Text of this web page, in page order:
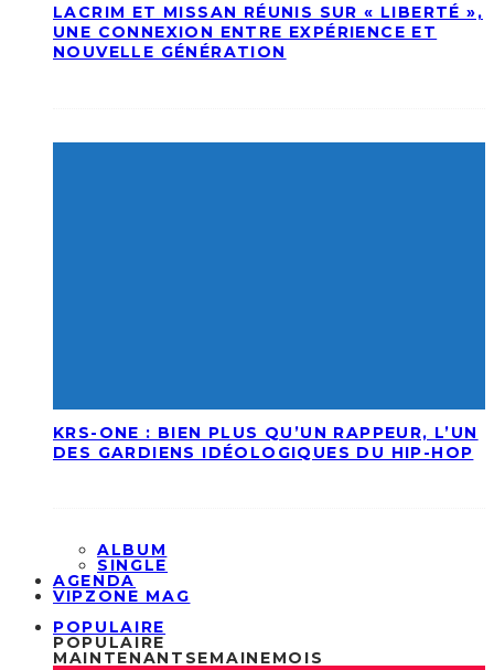
LACRIM ET MISSAN RÉUNIS SUR « LIBERTÉ »,
UNE CONNEXION ENTRE EXPÉRIENCE ET
NOUVELLE GÉNÉRATION
KRS-ONE : BIEN PLUS QU’UN RAPPEUR, L’UN
DES GARDIENS IDÉOLOGIQUES DU HIP-HOP
ALBUM
SINGLE
AGENDA
VIPZONE MAG
POPULAIRE
POPULAIRE
MAINTENANT SEMAINEMOIS